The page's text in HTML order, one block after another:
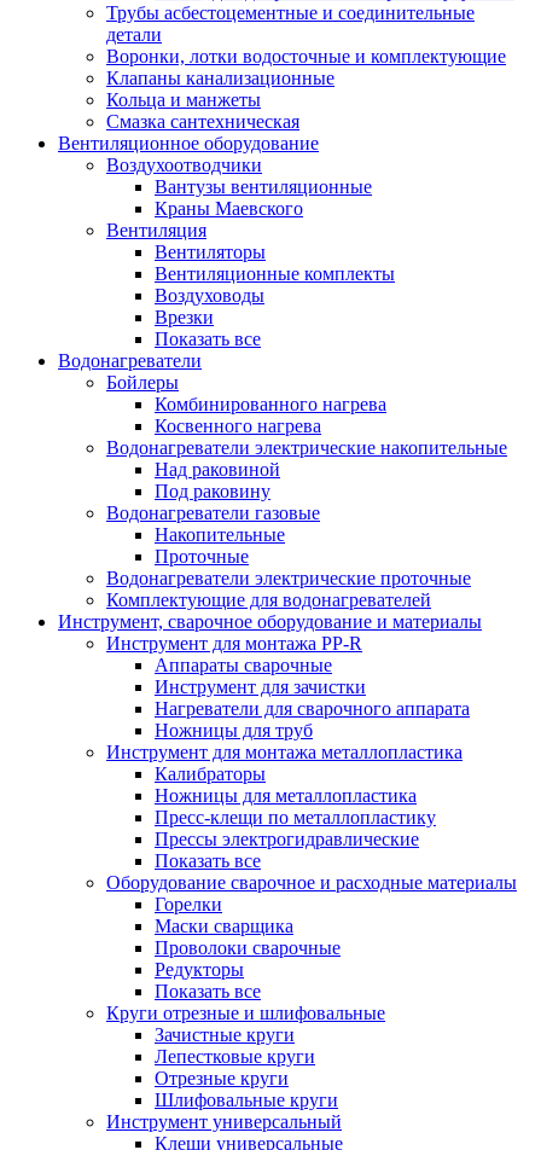
Трубы асбестоцементные и соединительные
детали
Воронки, лотки водосточные и комплектующие
Клапаны канализационные
Кольца и манжеты
Смазка сантехническая
Вентиляционное оборудование
Воздухоотводчики
Вантузы вентиляционные
Краны Маевского
Вентиляция
Вентиляторы
Вентиляционные комплекты
Воздуховоды
Врезки
Показать все
Водонагреватели
Бойлеры
Комбинированного нагрева
Косвенного нагрева
Водонагреватели электрические накопительные
Над раковиной
Под раковину
Водонагреватели газовые
Накопительные
Проточные
Водонагреватели электрические проточные
Комплектующие для водонагревателей
Инструмент, сварочное оборудование и материалы
Инструмент для монтажа PP-R
Аппараты сварочные
Инструмент для зачистки
Нагреватели для сварочного аппарата
Ножницы для труб
Инструмент для монтажа металлопластика
Калибраторы
Ножницы для металлопластика
Пресс-клещи по металлопластику
Прессы электрогидравлические
Показать все
Оборудование сварочное и расходные материалы
Горелки
Маски сварщика
Проволоки сварочные
Редукторы
Показать все
Круги отрезные и шлифовальные
Зачистные круги
Лепестковые круги
Отрезные круги
Шлифовальные круги
Инструмент универсальный
Клещи универсальные